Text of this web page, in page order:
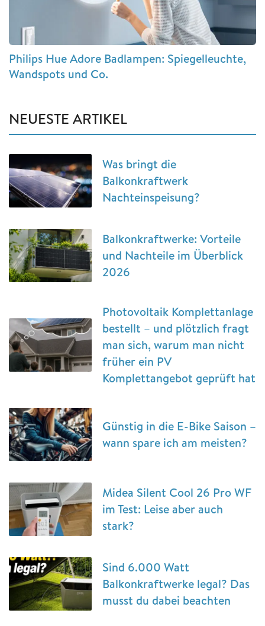
Philips Hue Adore Badlampen: Spiegelleuchte,
Wandspots und Co.
NEUESTE ARTIKEL
Was bringt die
Balkonkraftwerk
Nachteinspeisung?
Balkonkraftwerke: Vorteile
und Nachteile im Überblick
2026
Photovoltaik Komplettanlage
bestellt – und plötzlich fragt
man sich, warum man nicht
früher ein PV
Komplettangebot geprüft hat
Günstig in die E-Bike Saison –
wann spare ich am meisten?
Midea Silent Cool 26 Pro WF
im Test: Leise aber auch
stark?
Sind 6.000 Watt
Balkonkraftwerke legal? Das
musst du dabei beachten